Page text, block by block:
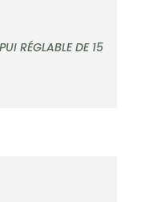
RÉGLABLE DE 15